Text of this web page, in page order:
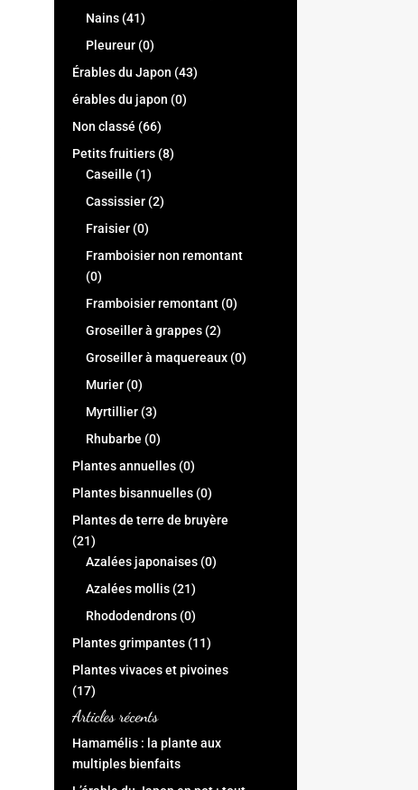
Nains (41)
Pleureur (0)
Érables du Japon (43)
érables du japon (0)
Non classé (66)
Petits fruitiers (8)
Caseille (1)
Cassissier (2)
Fraisier (0)
Framboisier non remontant
(0)
Framboisier remontant (0)
Groseiller à grappes (2)
Groseiller à maquereaux (0)
Murier (0)
Myrtillier (3)
Rhubarbe (0)
Plantes annuelles (0)
Plantes bisannuelles (0)
Plantes de terre de bruyère
(21)
Azalées japonaises (0)
Azalées mollis (21)
Rhododendrons (0)
Plantes grimpantes (11)
Plantes vivaces et pivoines
(17)
Articles récents
Hamamélis : la plante aux
multiples bienfaits